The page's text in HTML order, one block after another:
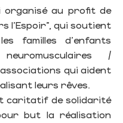
au profit de
l'Espoir", qui soutient
familles d'enfants
/
qui aident
leurs rêves.
caritatif de solidarité
but la réalisation